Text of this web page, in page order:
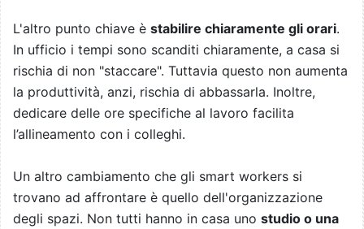
L'altro punto chiave è stabilire chiaramente gli orari.
In ufficio i tempi sono scanditi chiaramente, a casa si
rischia di non "staccare". Tuttavia questo non aumenta
la produttività, anzi, rischia di abbassarla. Inoltre,
dedicare delle ore specifiche al lavoro facilita
l’allineamento con i colleghi.
Un altro cambiamento che gli smart workers si
trovano ad affrontare è quello dell'organizzazione
degli spazi. Non tutti hanno in casa uno studio o una